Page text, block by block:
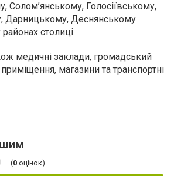
Солом’янському, Голосіївському,
Дарницькому, Деснянському
столиці.
медичні заклади, громадський
приміщення, магазини та транспортні
(0 оцінок)